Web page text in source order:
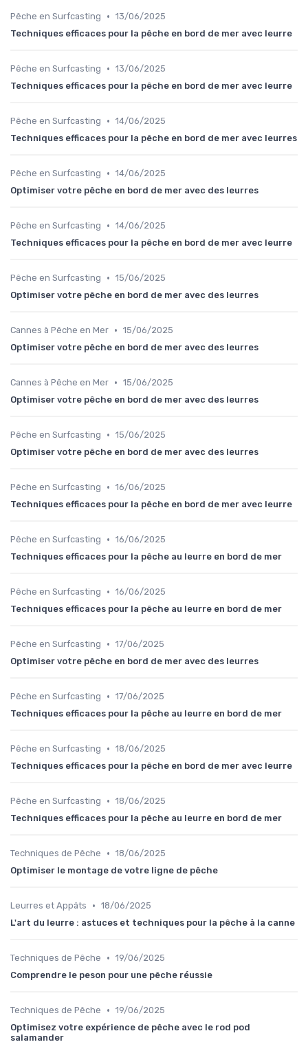
Pêche en Surfcasting • 13/06/2025
Techniques efficaces pour la pêche en bord de mer avec leurre
Pêche en Surfcasting • 13/06/2025
Techniques efficaces pour la pêche en bord de mer avec leurre
Pêche en Surfcasting • 14/06/2025
Techniques efficaces pour la pêche en bord de mer avec leurres
Pêche en Surfcasting • 14/06/2025
Optimiser votre pêche en bord de mer avec des leurres
Pêche en Surfcasting • 14/06/2025
Techniques efficaces pour la pêche en bord de mer avec leurre
Pêche en Surfcasting • 15/06/2025
Optimiser votre pêche en bord de mer avec des leurres
Cannes à Pêche en Mer • 15/06/2025
Optimiser votre pêche en bord de mer avec des leurres
Cannes à Pêche en Mer • 15/06/2025
Optimiser votre pêche en bord de mer avec des leurres
Pêche en Surfcasting • 15/06/2025
Optimiser votre pêche en bord de mer avec des leurres
Pêche en Surfcasting • 16/06/2025
Techniques efficaces pour la pêche en bord de mer avec leurre
Pêche en Surfcasting • 16/06/2025
Techniques efficaces pour la pêche au leurre en bord de mer
Pêche en Surfcasting • 16/06/2025
Techniques efficaces pour la pêche au leurre en bord de mer
Pêche en Surfcasting • 17/06/2025
Optimiser votre pêche en bord de mer avec des leurres
Pêche en Surfcasting • 17/06/2025
Techniques efficaces pour la pêche au leurre en bord de mer
Pêche en Surfcasting • 18/06/2025
Techniques efficaces pour la pêche en bord de mer avec leurre
Pêche en Surfcasting • 18/06/2025
Techniques efficaces pour la pêche au leurre en bord de mer
Techniques de Pêche • 18/06/2025
Optimiser le montage de votre ligne de pêche
Leurres et Appâts • 18/06/2025
L'art du leurre : astuces et techniques pour la pêche à la canne
Techniques de Pêche • 19/06/2025
Comprendre le peson pour une pêche réussie
Techniques de Pêche • 19/06/2025
Optimisez votre expérience de pêche avec le rod pod
salamander